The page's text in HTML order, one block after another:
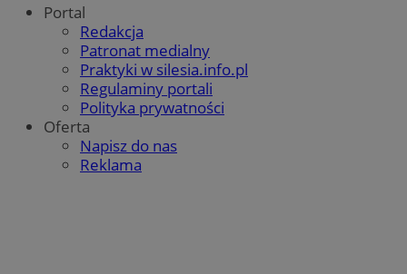
Portal
Redakcja
Patronat medialny
Praktyki w silesia.info.pl
Regulaminy portali
Polityka prywatności
Oferta
Napisz do nas
Reklama